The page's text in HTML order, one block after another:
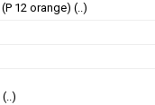
(P 12 orange) (..)
(..)